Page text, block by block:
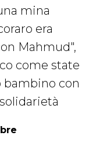
mina
era
Mahmud",
come state
bambino con